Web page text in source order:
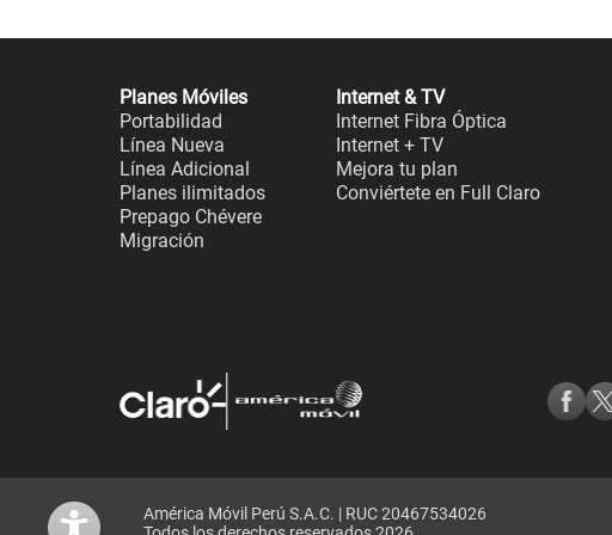
Planes Móviles
Portabilidad
Línea Nueva
Línea Adicional
Planes ilimitados
Prepago Chévere
Migración
Internet & TV
Internet Fibra Óptica
Internet + TV
Mejora tu plan
Conviértete en Full Claro
América Móvil Perú S.A.C. | RUC 20467534026